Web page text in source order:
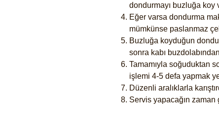
dondurmayı buzluğa
Eğer varsa dondurma
mümkünse paslanmaz
Buzluğa koyduğun
sonra kabı
Tamamıyla soğuduktan
işlemi 4-5 defa yapmak
Düzenli aralıklarla
Servis yapacağın